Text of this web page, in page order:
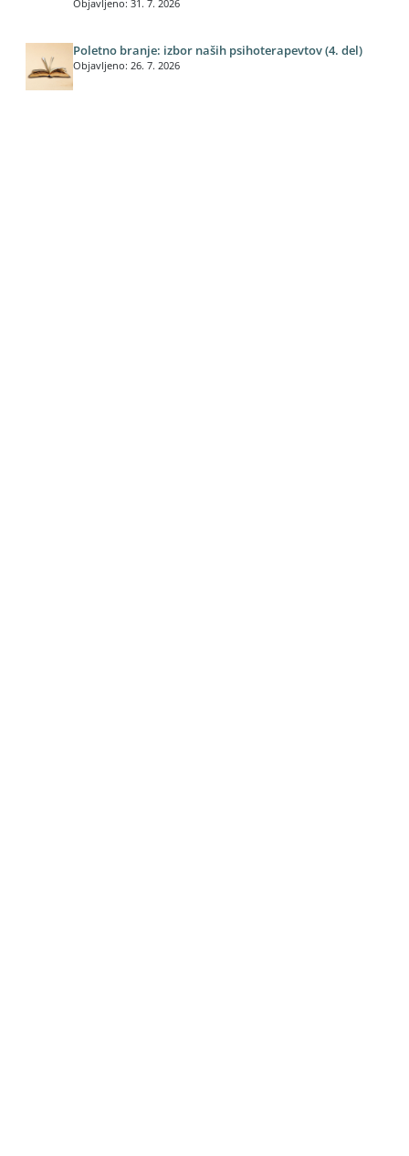
Objavljeno: 31. 7. 2026
Poletno branje: izbor naših psihoterapevtov (4. del)
Objavljeno: 26. 7. 2026